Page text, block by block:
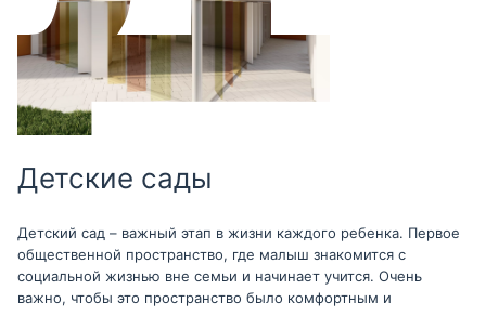
Детские сады
Детский сад – важный этап в жизни каждого ребенка. Первое
общественной пространство, где малыш знакомится с
социальной жизнью вне семьи и начинает учится. Очень
важно, чтобы это пространство было комфортным и